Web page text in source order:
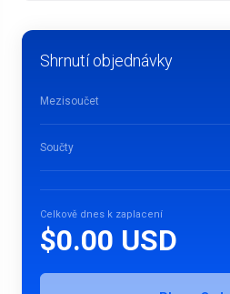
Shrnutí objednávky
Mezisoučet
Součty
Celkově dnes k zaplacení
$0.00 USD